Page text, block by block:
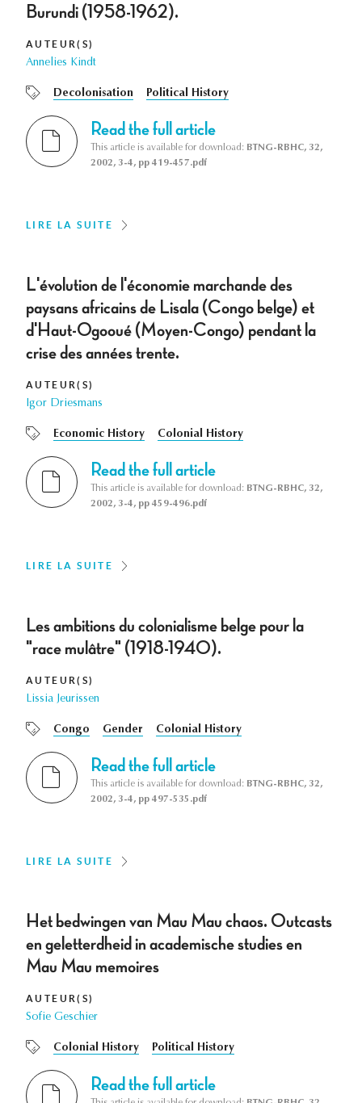
Burundi (1958-1962).
AUTEUR(S)
Annelies Kindt
Decolonisation Political History
Read the full article
This article is available for download: BTNG-RBHC, 32,
2002, 3-4, pp 419-457.pdf
LIRE LA SUITE
L'évolution de l'économie marchande des
paysans africains de Lisala (Congo belge) et
d'Haut-Ogooué (Moyen-Congo) pendant la
crise des années trente.
AUTEUR(S)
Igor Driesmans
Economic History Colonial History
Read the full article
This article is available for download: BTNG-RBHC, 32,
2002, 3-4, pp 459-496.pdf
LIRE LA SUITE
Les ambitions du colonialisme belge pour la
"race mulâtre" (1918-1940).
AUTEUR(S)
Lissia Jeurissen
Congo Gender Colonial History
Read the full article
This article is available for download: BTNG-RBHC, 32,
2002, 3-4, pp 497-535.pdf
LIRE LA SUITE
Het bedwingen van Mau Mau chaos. Outcasts
en geletterdheid in academische studies en
Mau Mau memoires
AUTEUR(S)
Sofie Geschier
Colonial History Political History
Read the full article